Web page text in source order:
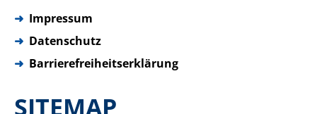
➜ Impressum
➜ Datenschutz
➜ Barrierefreiheitserklärung
SITEMAP